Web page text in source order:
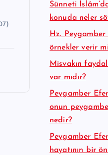
Sünneti
konuda neler
Hz. Peygamber
örnekler verir
Misvakın
var mıdır?
Peygamber
onun
nedir?
Peygamber
hayatının bir